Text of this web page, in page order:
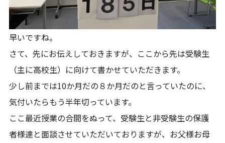
早いですね。
さて、先にお伝えしておきますが、ここから先は受験生
（主に高校生）に向けて書かせていただきます。
少し前までは10か月だの８か月だのと言っていたのに、
気付いたらもう半年切っています。
ここ最近授業の合間をぬって、受験生と非受験生の保護
者様達と面談させていただいておりますが、お父様お母